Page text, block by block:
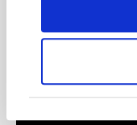
* Der Gutschein